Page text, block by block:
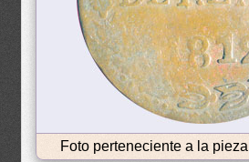
Foto perteneciente a la pieza